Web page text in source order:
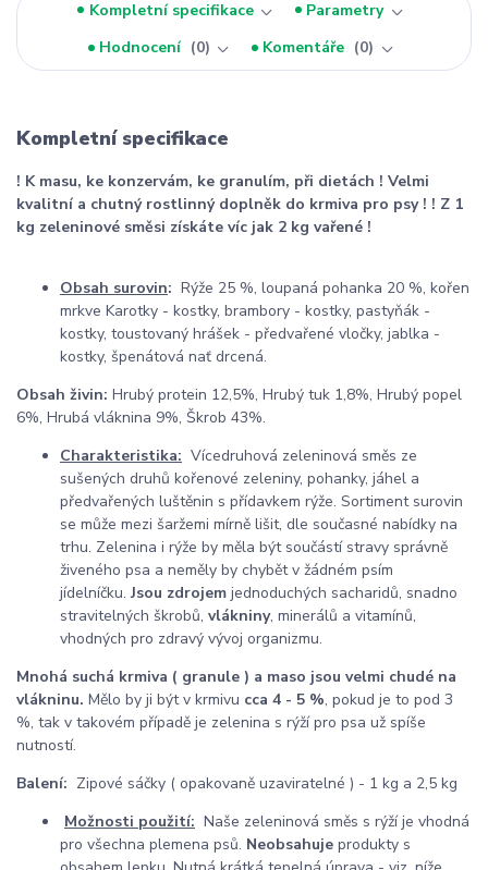
Kompletní specifikace
Parametry
Hodnocení
0 Komentáře 0
Kompletní specifikace
! K masu, ke konzervám, ke granulím, při dietách ! Velmi
kvalitní a chutný rostlinný doplněk do krmiva pro psy ! ! Z 1
kg zeleninové směsi získáte víc jak 2 kg vařené !
Obsah surovin: Rýže 25 %, loupaná pohanka 20 %, kořen
mrkve Karotky - kostky, brambory - kostky, pastyňák -
kostky, toustovaný hrášek - předvařené vločky, jablka -
kostky, špenátová nať drcená.
Obsah živin: Hrubý protein 12,5%, Hrubý tuk 1,8%, Hrubý popel
6%, Hrubá vláknina 9%, Škrob 43%.
Charakteristika: Vícedruhová zeleninová směs ze
sušených druhů kořenové zeleniny, pohanky, jáhel a
předvařených luštěnin s přídavkem rýže. Sortiment surovin
se může mezi šaržemi mírně lišit, dle současné nabídky na
trhu. Zelenina i rýže by měla být součástí stravy správně
živeného psa a neměly by chybět v žádném psím
jídelníčku.Jsou zdrojem jednoduchých sacharidů, snadno
stravitelných škrobů, vlákniny, minerálů a vitamínů,
vhodných pro zdravý vývoj organizmu.
Mnohá suchá krmiva ( granule ) a maso jsou velmi chudé na
vlákninu. Mělo by ji být v krmivu cca 4 - 5 %, pokud je to pod 3
%, tak v takovém případě je zelenina s rýží pro psa už spíše
nutností.
Balení: Zipové sáčky ( opakovaně uzaviratelné ) - 1 kg a 2,5 kg
Možnosti použití: Naše zeleninová směs s rýží je vhodná
pro všechna plemena psů. Neobsahuje produkty s